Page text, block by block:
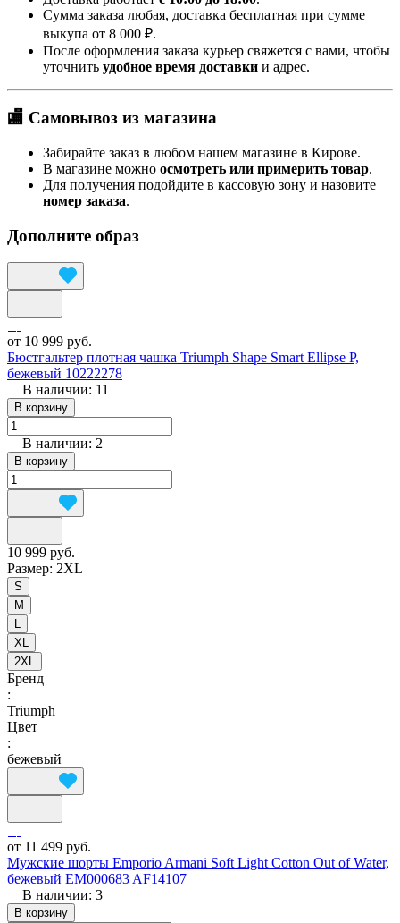
Сумма заказа любая, доставка бесплатная при сумме
выкупа от 8 000 ₽.
После оформления заказа курьер свяжется с вами, чтобы
уточнить удобное время доставки и адрес.
🏬 Самовывоз из магазина
Забирайте заказ в любом нашем магазине в Кирове.
В магазине можно осмотреть или примерить товар.
Для получения подойдите в кассовую зону и назовите
номер заказа.
Дополните образ
от 10 999 руб.
Бюстгальтер плотная чашка Triumph Shape Smart Ellipse P,
бежевый 10222278
В наличии: 11
В корзину
В наличии: 2
В корзину
10 999 руб.
Размер: 2XL
S
M
L
XL
2XL
Бренд
:
Triumph
Цвет
:
бежевый
от 11 499 руб.
Мужские шорты Emporio Armani Soft Light Cotton Out of Water,
бежевый EM000683 AF14107
В наличии: 3
В корзину